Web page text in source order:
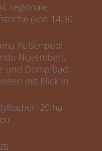
regionale
(von 14:30
Außenpool
November),
und Dampfbad,
mit Blick in
20 ha